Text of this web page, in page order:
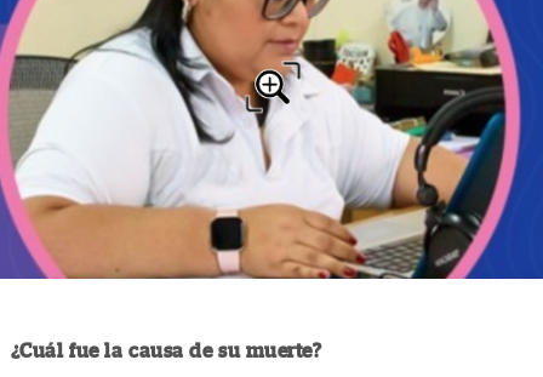
¿Cuál fue la causa de su muerte?